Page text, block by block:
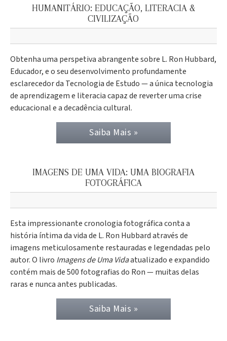
HUMANITÁRIO: EDUCAÇÃO, LITERACIA &
CIVILIZAÇÃO
Obtenha uma perspetiva abrangente sobre L. Ron Hubbard,
Educador, e o seu desenvolvimento profundamente
esclarecedor da Tecnologia de Estudo — a única tecnologia
de aprendizagem e literacia capaz de reverter uma crise
educacional e a decadência cultural.
Saiba Mais »
IMAGENS DE UMA VIDA: UMA BIOGRAFIA
FOTOGRÁFICA
Esta impressionante cronologia fotográfica conta a
história íntima da vida de L. Ron Hubbard através de
imagens meticulosamente restauradas e legendadas pelo
autor. O livro Imagens de Uma Vidaatualizado e expandido
contém mais de 500 fotografias do Ron — muitas delas
raras e nunca antes publicadas.
Saiba Mais »